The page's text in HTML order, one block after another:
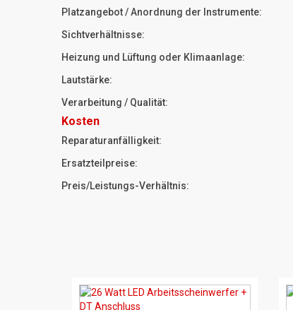
Platzangebot / Anordnung der Instrumente:
Sichtverhältnisse:
Heizung und Lüftung oder Klimaanlage:
Lautstärke:
Verarbeitung / Qualität:
Kosten
Reparaturanfälligkeit:
Ersatzteilpreise:
Preis/Leistungs-Verhältnis: